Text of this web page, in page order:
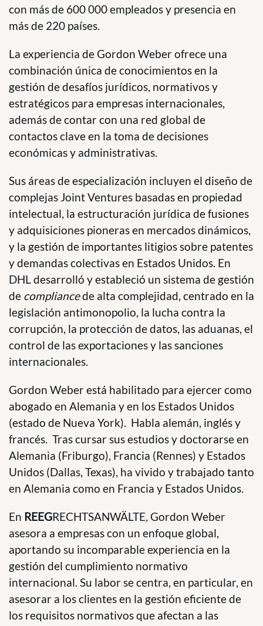
con más de 600 000 empleados y presencia en
más de 220 países.
La experiencia de Gordon Weber ofrece una
combinación única de conocimientos en la
gestión de desafíos jurídicos, normativos y
estratégicos para empresas internacionales,
además de contar con una red global de
contactos clave en la toma de decisiones
económicas y administrativas.
Sus áreas de especialización incluyen el diseño de
complejas Joint Ventures basadas en propiedad
intelectual, la estructuración jurídica de fusiones
y adquisiciones pioneras en mercados dinámicos,
y la gestión de importantes litigios sobre patentes
y demandas colectivas en Estados Unidos. En
DHL desarrolló y estableció un sistema de gestión
de compliancede alta complejidad, centrado en la
legislación antimonopolio, la lucha contra la
corrupción, la protección de datos, las aduanas, el
control de las exportaciones y las sanciones
internacionales.
Gordon Weber está habilitado para ejercer como
abogado en Alemania y en los Estados Unidos
(estado de Nueva York). Habla alemán, inglés y
francés. Tras cursar sus estudios y doctorarse en
Alemania (Friburgo), Francia (Rennes) y Estados
Unidos (Dallas, Texas), ha vivido y trabajado tanto
en Alemania como en Francia y Estados Unidos.
En REEGRECHTSANWÄLTE, Gordon Weber
asesora a empresas con un enfoque global,
aportando su incomparable experiencia en la
gestión del cumplimiento normativo
internacional. Su labor se centra, en particular, en
asesorar a los clientes en la gestión eficiente de
los requisitos normativos que afectan a las